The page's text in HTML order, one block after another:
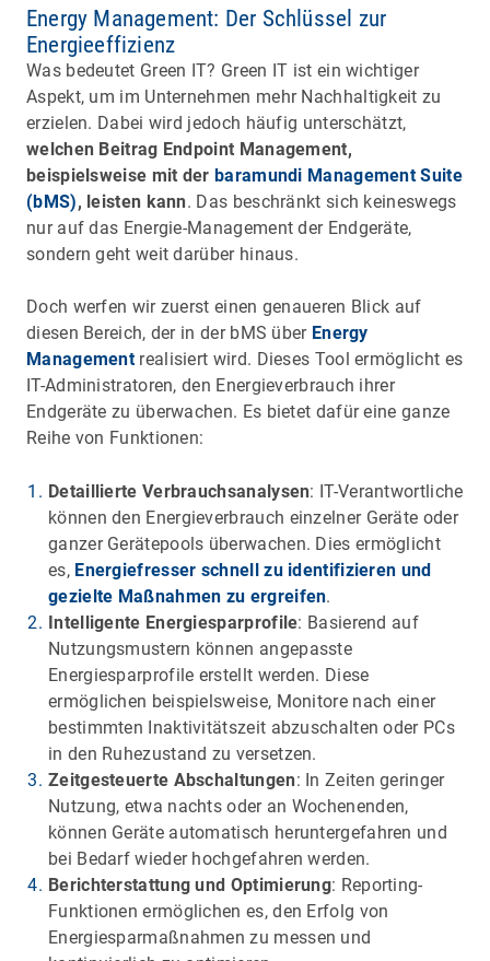
Energy Management: Der Schlüssel zur
Energieeffizienz
Was bedeutet Green IT? Green IT ist ein wichtiger
Aspekt, um im Unternehmen mehr Nachhaltigkeit zu
erzielen. Dabei wird jedoch häufig unterschätzt,
welchen Beitrag Endpoint Management,
beispielsweise mit der baramundi Management Suite
(bMS), leisten kann. Das beschränkt sich keineswegs
nur auf das Energie-Management der Endgeräte,
sondern geht weit darüber hinaus.
Doch werfen wir zuerst einen genaueren Blick auf
diesen Bereich, der in der bMS über Energy
Managementrealisiert wird. Dieses Tool ermöglicht es
IT-Administratoren, den Energieverbrauch ihrer
Endgeräte zu überwachen. Es bietet dafür eine ganze
Reihe von Funktionen:
Detaillierte Verbrauchsanalysen: IT-Verantwortliche
können den Energieverbrauch einzelner Geräte oder
ganzer Gerätepools überwachen. Dies ermöglicht
es, Energiefresser schnell zu identifizieren und
gezielte Maßnahmen zu ergreifen.
Intelligente Energiesparprofile: Basierend auf
Nutzungsmustern können angepasste
Energiesparprofile erstellt werden. Diese
ermöglichen beispielsweise, Monitore nach einer
bestimmten Inaktivitätszeit abzuschalten oder PCs
in den Ruhezustand zu versetzen.
Zeitgesteuerte Abschaltungen: In Zeiten geringer
Nutzung, etwa nachts oder an Wochenenden,
können Geräte automatisch heruntergefahren und
bei Bedarf wieder hochgefahren werden.
Berichterstattung und Optimierung: Reporting-
Funktionen ermöglichen es, den Erfolg von
Energiesparmaßnahmen zu messen und